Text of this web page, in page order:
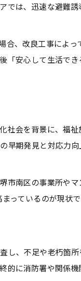
では、迅速な避難
合、改良工事によっ
「安心して生活でき
社会を背景に、福
早期発見と対応力
市南区の事業所や
っているのが現状で
し、不足や老朽箇
的に消防署や関係